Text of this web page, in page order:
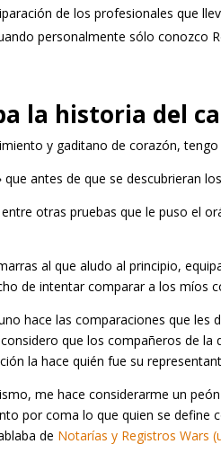
de los profesionales que
personalmente sólo conozco
la historia del
y gaditano de corazón,
que antes de que se descubrieran
otras pruebas que le puso el
al que aludo al principio,
de intentar comparar a los míos
hace las comparaciones que
que los compañeros de
la hace quién fue su
me hace considerarme un
por coma lo que quien se
de Notarías y Registros Wars